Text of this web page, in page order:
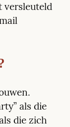
versleuteld
als die
die zich